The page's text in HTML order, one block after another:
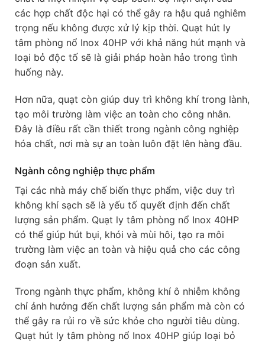
các hợp chất độc hại có thể gây ra hậu quả nghiêm
trọng nếu không được xử lý kịp thời. Quạt hút ly
tâm phòng nổ Inox 40HP với khả năng hút mạnh và
loại bỏ độc tố sẽ là giải pháp hoàn hảo trong tình
huống này.
Hơn nữa, quạt còn giúp duy trì không khí trong lành,
tạo môi trường làm việc an toàn cho công nhân.
Đây là điều rất cần thiết trong ngành công nghiệp
hóa chất, nơi mà sự an toàn luôn đặt lên hàng đầu.
Ngành công nghiệp thực phẩm
Tại các nhà máy chế biến thực phẩm, việc duy trì
không khí sạch sẽ là yếu tố quyết định đến chất
lượng sản phẩm. Quạt ly tâm phòng nổ Inox 40HP
có thể giúp hút bụi, khói và mùi hôi, tạo ra môi
trường làm việc an toàn và hiệu quả cho các công
đoạn sản xuất.
Trong ngành thực phẩm, không khí ô nhiễm không
chỉ ảnh hưởng đến chất lượng sản phẩm mà còn có
thể gây ra rủi ro về sức khỏe cho người tiêu dùng.
Quạt hút ly tâm phòng nổ Inox 40HP giúp loại bỏ